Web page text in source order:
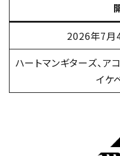
2026年7
ハートマンギターズ、ア
イケ